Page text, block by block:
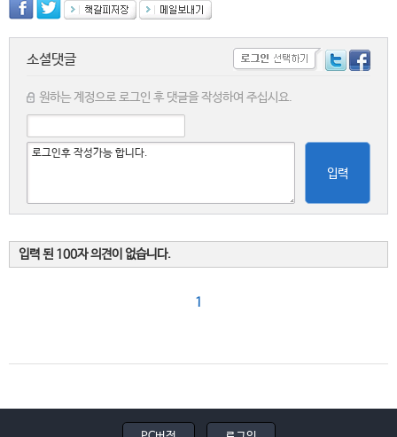
소셜댓글
원하는 계정으로 로그인 후 댓글을 작성하여 주십시요.
입력
입력 된 100자 의견이 없습니다.
1